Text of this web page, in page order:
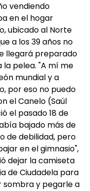
vendiendo
en el hogar
ubicado al Norte
a los 39 años no
llegará preparado
pelea. "A mí me
mundial y a
por eso no puedo
el Canelo (Saúl
el pasado 18 de
bajado más de
de debilidad, pero
en el gimnasio",
dejar la camiseta
de Ciudadela para
sombra y pegarle a